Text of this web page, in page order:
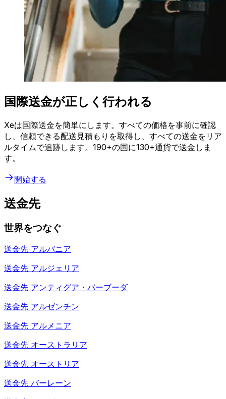
国際送金が正しく行われる
Xeは国際送金を簡単にします。すべての価格を事前に確認
し、信頼できる配送見積もりを取得し、すべての送金をリア
ルタイムで追跡します。190+の国に130+通貨で送金しま
す。
開始する
送金先
世界をつなぐ
送金先 アルバニア
送金先 アルジェリア
送金先 アンティグア・バーブーダ
送金先 アルゼンチン
送金先 アルメニア
送金先 オーストラリア
送金先 オーストリア
送金先 バーレーン